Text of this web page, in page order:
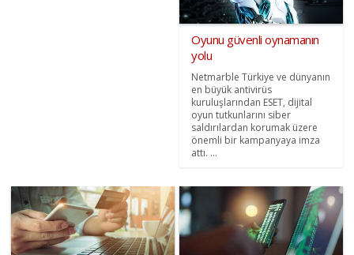
Oyunu güvenli oynamanın
yolu
Netmarble Türkiye ve dünyanın
en büyük antivirüs
kuruluşlarından ESET, dijital
oyun tutkunlarını siber
saldırılardan korumak üzere
önemli bir kampanyaya imza
attı. ...